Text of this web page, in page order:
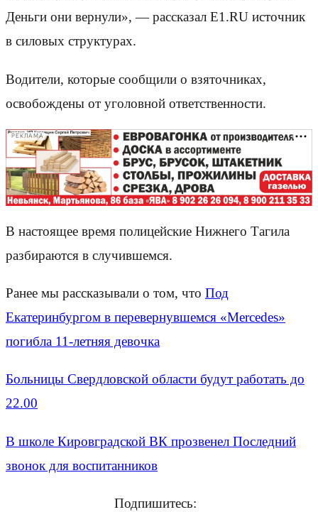
Деньги они вернули», — рассказал E1.RU источник
в силовых структурах.
Водители, которые сообщили о взяточниках,
освобождены от уголовной ответственности.
РЕКЛАМА
В настоящее время полицейские Нижнего Тагила
разбираются в случившемся.
Ранее мы рассказывали о том, что Под
Екатеринбургом в перевернувшемся «Mercedes»
погибла 11-летняя девочка
Больницы Свердловской области будут работать до
22.00
В школе Кировградской ВК прозвенел Последний
звонок для воспитанников
Подпишитесь: